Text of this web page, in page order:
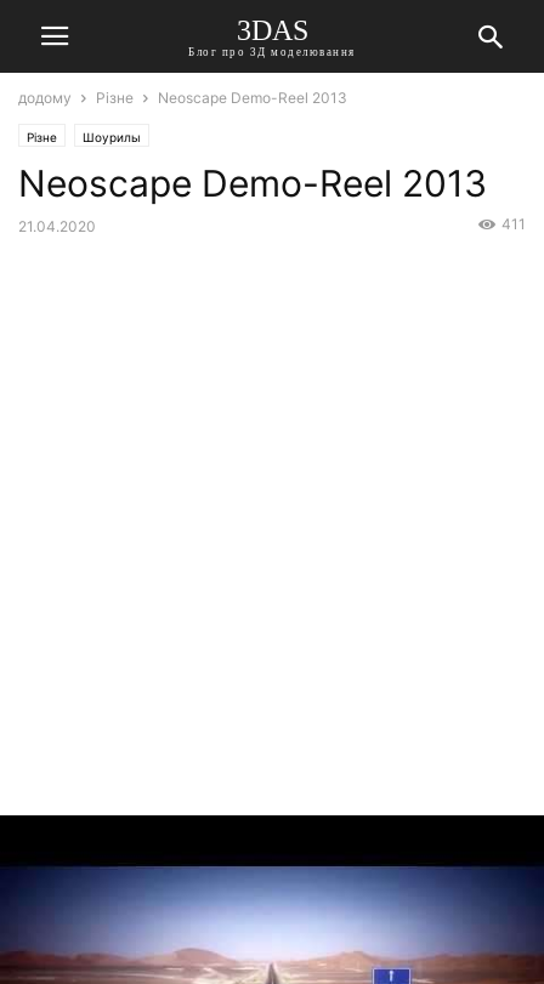
3DAS
Блог про 3Д моделювання
додому Різне Neoscape Demo-Reel 2013
Різне Шоурилы
Neoscape Demo-Reel 2013
21.04.2020 411